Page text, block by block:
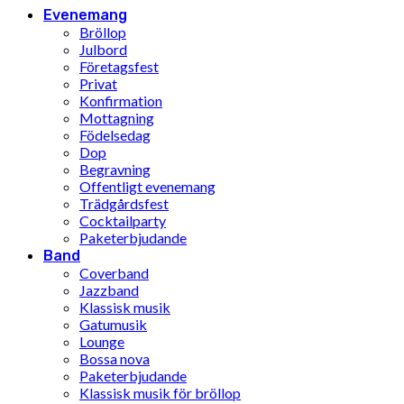
Evenemang
Bröllop
Julbord
Företagsfest
Privat
Konfirmation
Mottagning
Födelsedag
Dop
Begravning
Offentligt evenemang
Trädgårdsfest
Cocktailparty
Paketerbjudande
Band
Coverband
Jazzband
Klassisk musik
Gatumusik
Lounge
Bossa nova
Paketerbjudande
Klassisk musik för bröllop